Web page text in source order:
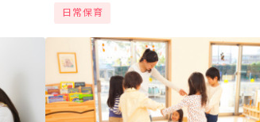
しょうか。...
日常保育